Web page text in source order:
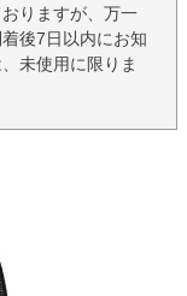
りますが、万一
後7日以内にお知
未使用に限りま